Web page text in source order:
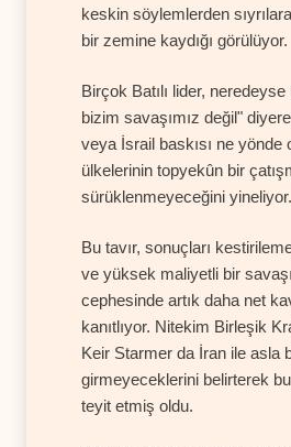
keskin söylemlerden
bir zemine kaydığı görülüyor.
Birçok Batılı lider,
bizim savaşımız değil"
veya İsrail baskısı ne yönde
ülkelerinin topyekûn bir
sürüklenmeyeceğini yineliyor.
Bu tavır, sonuçları
ve yüksek maliyetli bir
cephesinde artık daha net
kanıtlıyor. Nitekim Birleşik
Keir Starmer da İran ile asla
girmeyeceklerini belirterek
teyit etmiş oldu.